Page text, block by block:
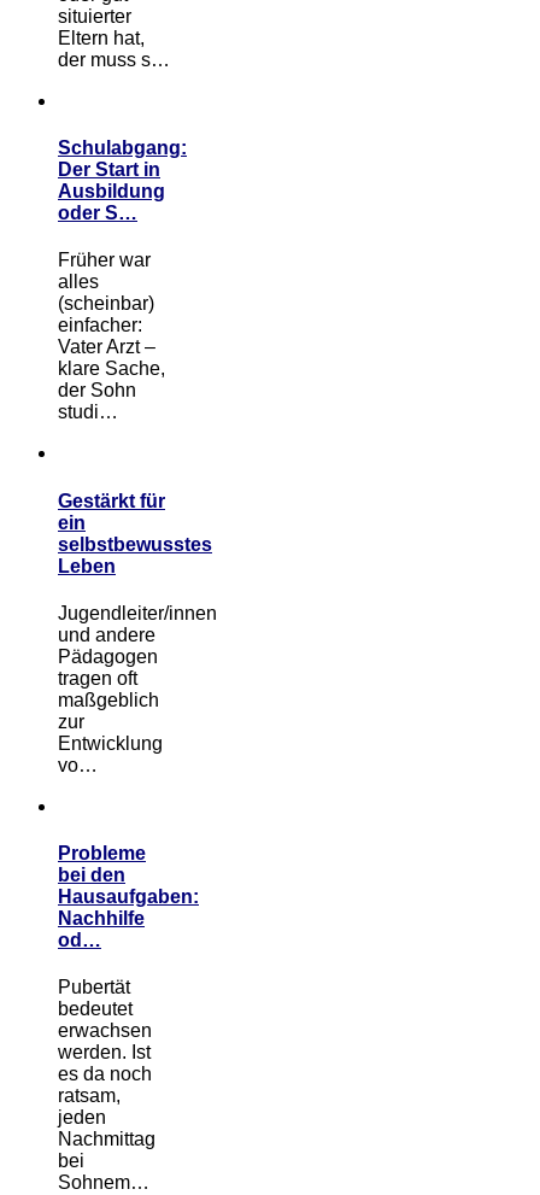
situierter
Eltern hat,
der muss s…
Schulabgang:
Der Start in
Ausbildung
oder S…
Früher war
alles
(scheinbar)
einfacher:
Vater Arzt –
klare Sache,
der Sohn
studi…
Gestärkt für
ein
selbstbewusstes
Leben
Jugendleiter/innen
und andere
Pädagogen
tragen oft
maßgeblich
zur
Entwicklung
vo…
Probleme
bei den
Hausaufgaben:
Nachhilfe
od…
Pubertät
bedeutet
erwachsen
werden. Ist
es da noch
ratsam,
jeden
Nachmittag
bei
Sohnem…